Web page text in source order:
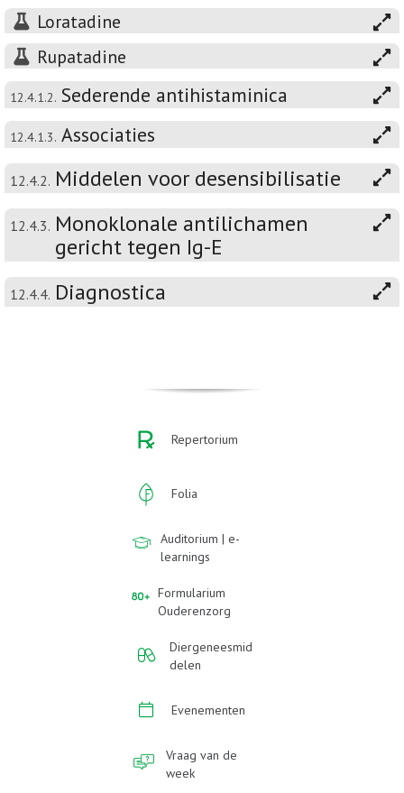
Loratadine
Rupatadine
12.4.1.2. Sederende antihistaminica
12.4.1.3. Associaties
12.4.2. Middelen voor desensibilisatie
12.4.3. Monoklonale antilichamen
gericht tegen Ig-E
12.4.4. Diagnostica
Repertorium
Folia
Auditorium | e-
learnings
Formularium
Ouderenzorg
Diergeneesmid
delen
Evenementen
Vraag van de
week